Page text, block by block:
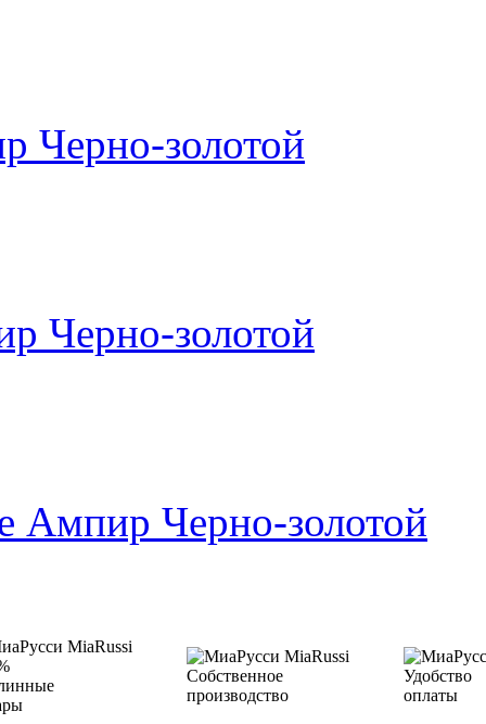
Черно-золотой
Черно-золотой
Ампир Черно-золотой
Собственное
производство
Удобство
оплаты